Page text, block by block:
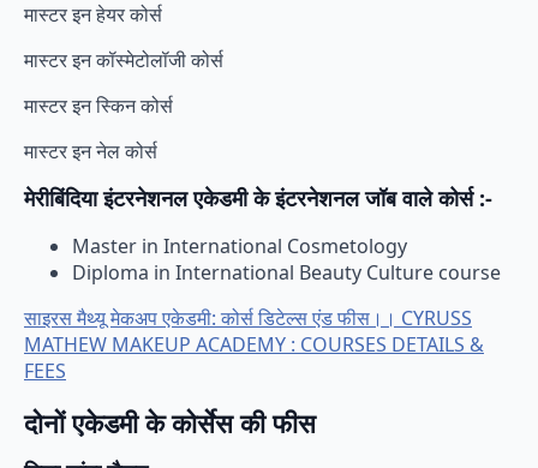
मास्टर इन हेयर कोर्स
मास्टर इन कॉस्मेटोलॉजी कोर्स
मास्टर इन स्किन कोर्स
मास्टर इन नेल कोर्स
मेरीबिंदिया इंटरनेशनल एकेडमी के इंटरनेशनल जॉब वाले कोर्स :-
Master in International Cosmetology
Diploma in International Beauty Culture course
साइरस मैथ्यू मेकअप एकेडमी: कोर्स डिटेल्स एंड फीस।। CYRUSS
MATHEW MAKEUP ACADEMY : COURSES DETAILS &
FEES
दोनों एकेडमी के कोर्सेस की फीस